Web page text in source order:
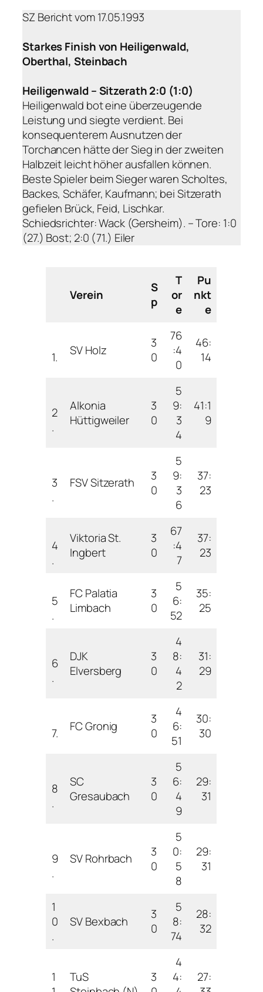
SZ Bericht vom 17.05.1993
Starkes Finish von Heiligenwald,
Oberthal, Steinbach
Heiligenwald – Sitzerath 2:0 (1:0)
Heiligenwald bot eine überzeugende
Leistung und siegte verdient. Bei
konsequenterem Ausnutzen der
Torchancen hätte der Sieg in der zweiten
Halbzeit leicht höher ausfallen können.
Beste Spieler beim Sieger waren Scholtes,
Backes, Schäfer, Kaufmann; bei Sitzerath
gefielen Brück, Feid, Lischkar.
Schiedsrichter: Wack (Gersheim). – Tore: 1:0
(27.) Bost; 2:0 (71.) Eiler
Verein
S
p
T
or
e
Pu
nkt
e
1. SV Holz
3
0
76
:4
0
46:
14
2
.
Alkonia
Hüttigweiler
3
0
5
9:
3
4
41:1
9
3
.
FSV Sitzerath
3
0
5
9:
3
6
37:
23
4
.
Viktoria St.
Ingbert
3
0
67
:4
7
37:
23
5
.
FC Palatia
Limbach
3
0
5
6:
52
35:
25
6
.
DJK
Elversberg
3
0
4
8:
4
2
31:
29
7. FC Gronig
3
0
4
6:
51
30:
30
8
.
SC
Gresaubach
3
0
5
6:
4
9
29:
31
9
.
SV Rohrbach
3
0
5
0:
5
8
29:
31
1
0
.
SV Bexbach
3
0
5
8:
74
28:
32
1
TuS
3
4
4:
27: